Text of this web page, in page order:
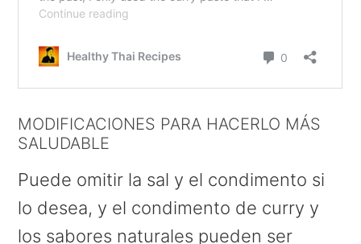
MODIFICACIONES PARA HACERLO MÁS
SALUDABLE
Puede omitir la sal y el condimento si
lo desea, y el condimento de curry y
los sabores naturales pueden ser